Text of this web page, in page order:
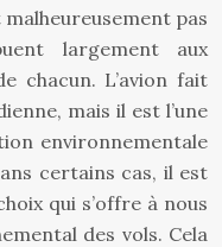
pas
largement aux
chacun. L’avion fait
mais il est l’une
environnementale
certains cas, il est
qui s’offre à nous
des vols. Cela